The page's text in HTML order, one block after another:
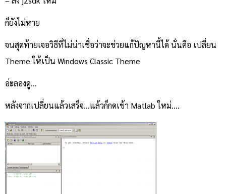
ก็ยังไม่หาย
จนสุดท้ายเจอวิธีที่ไม่น่าเชื่อว่าจะช่วยแก้ปัญหานี้ได้ นั่นคือ เปลี่ยน
Theme ให้เป็น Windows Classic Theme
อ่ะลองดู…
หลังจากเปลี่ยนแล้วเสร็จ…แล้วก็กดเข้า Matlab ใหม่….